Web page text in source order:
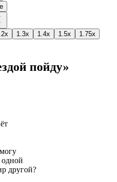
1.3x 1.4x 1.5x
1.75x
пойду»
другой?